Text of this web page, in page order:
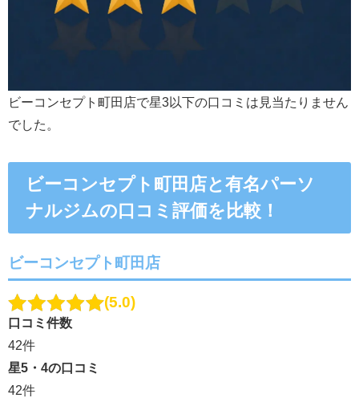
ビーコンセプト町田店で星3以下の口コミは見当たりません
でした。
ビーコンセプト町田店と有名パーソ
ナルジムの口コミ評価を比較！
ビーコンセプト町田店
5.0
口コミ件数
42件
星5・4の口コミ
42件